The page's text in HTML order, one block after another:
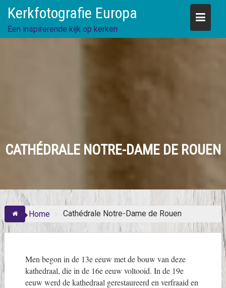
content
Kerkfotografie Europa
Een inspirerende kijk op kerken
CATHÉDRALE NOTRE-DAME DE ROUEN
Home Cathédrale Notre-Dame de Rouen
Men begon in de 13e eeuw met de bouw van deze
kathedraal, die in de 16e eeuw voltooid. In de 19e
eeuw werd de kathedraal gerestaureerd en verfraaid en